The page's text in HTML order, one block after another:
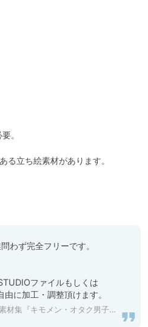
。
る立ち絵素材があります。
わず完全フリーです。
ファイルもしくは
に加工・調整頂けます。
オタク男子』Part01 [背景専門店みにくる] | DLsite 同人